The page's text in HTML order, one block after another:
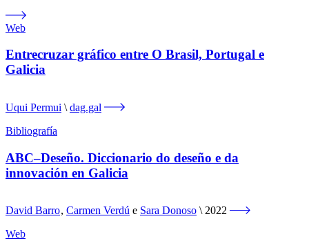
Web
Entrecruzar gráfico entre O Brasil, Portugal e
Galicia
Uqui Permui
dag.gal
Bibliografía
ABC–Deseño. Diccionario do deseño e da
innovación en Galicia
David Barro, Carmen Verdú e Sara Donoso
2022
Web